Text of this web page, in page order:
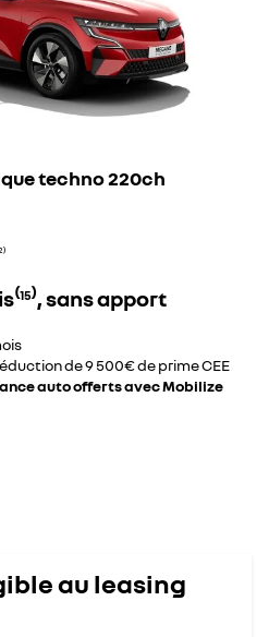
techno 220ch
15⁾, sans apport
de 9 500€ de prime CEE​
auto offerts avec Mobilize
au leasing